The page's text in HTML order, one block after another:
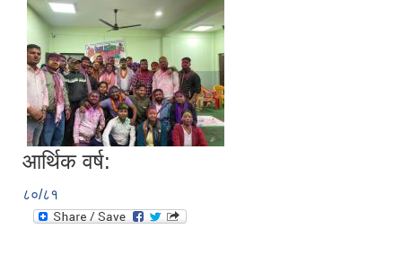
आर्थिक वर्ष:
८०/८१